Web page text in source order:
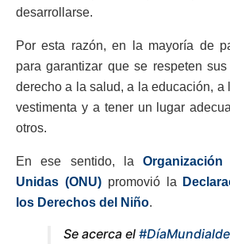
desarrollarse.
Por esta razón, en la mayoría de
para garantizar que se respeten
derecho a la salud, a la educación, a
vestimenta y a tener un lugar
otros.
En ese sentido, la
Unidas (ONU)promovió la
los Derechos del Niño.
Se acerca el